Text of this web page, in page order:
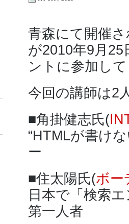
青森にて開催
が2010年9月
ントに参加し
今回の講師は2
■角掛健志氏(
“HTMLが書け
ー
■住太陽氏(ボー
日本で「検索
第一人者